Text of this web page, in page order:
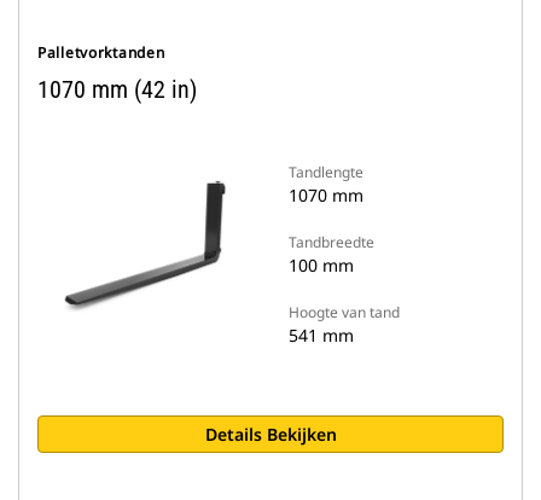
Palletvorktanden
1070 mm (42 in)
Tandlengte
1070 mm
Tandbreedte
100 mm
Hoogte van tand
541 mm
Details Bekijken